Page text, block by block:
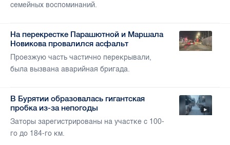
семейных воспоминаний.
На перекрестке Парашютной и Маршала
Новикова провалился асфальт
Проезжую часть частично перекрывали,
была вызвана аварийная бригада.
В Бурятии образовалась гигантская
пробка из-за непогоды
Заторы зарегистрированы на участке с 100-
го до 184-го км.